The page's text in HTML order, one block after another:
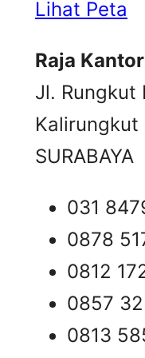
Lihat Peta
Raja
Jl. Rungkut
Kalirungkut
SURABAYA
031
0878
0812
0857
0813